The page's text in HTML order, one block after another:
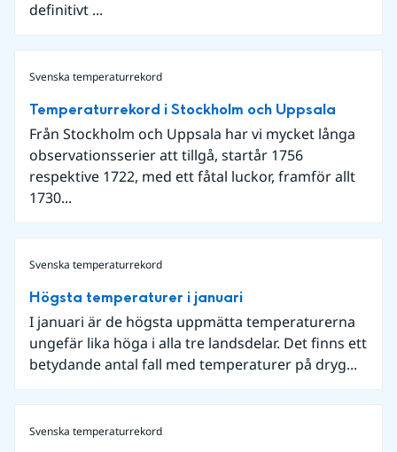
definitivt ...
Svenska temperaturrekord
Temperaturrekord i Stockholm och Uppsala
Från Stockholm och Uppsala har vi mycket långa
observationsserier att tillgå, startår 1756
respektive 1722, med ett fåtal luckor, framför allt
1730...
Svenska temperaturrekord
Högsta temperaturer i januari
I januari är de högsta uppmätta temperaturerna
ungefär lika höga i alla tre landsdelar. Det finns ett
betydande antal fall med temperaturer på dryg...
Svenska temperaturrekord